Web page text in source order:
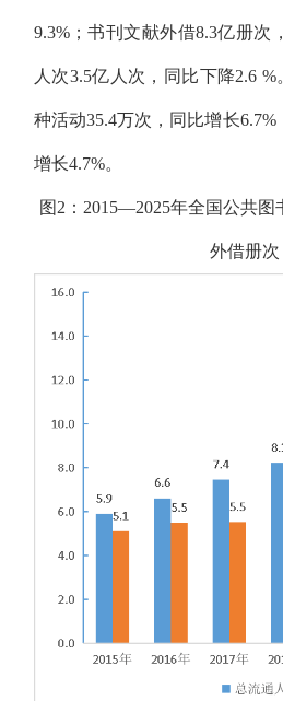
9.3%；书刊文献外借8.3亿册次
人次3.5亿人次，同比下降2.6
种活动35.4万次，同比增长
增长4.7%。
图2：2015—2025年全国公共图
外借册次